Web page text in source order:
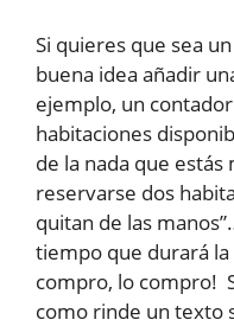
Si quieres que sea
buena idea añadir
ejemplo, un
habitaciones
de la nada que estás
reservarse dos
quitan de las
tiempo que durará
compro, lo compro!
como rinde un texto